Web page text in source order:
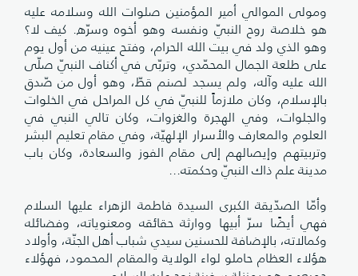
ومولى الموالي أمير المؤمنين صلوات الله وسلامه عليه
هو خلاصة روح النبيّ ونفسه وهو أخوه وسرّه. كيف لا؟
وهو الذي ولد في بيت الله الحرام، وفتح عينيه من أول يوم
على طلعة الجمال المحمّدي، وتربّى في أكناف النبيّ صلّى
الله عليه وآله، ولم يسجد لصنم قطّ، وهو أول من صّدق
بالإسلام، وكان ملازماً للنبيّ في كل المراحل في الخلوات
والجلوات، وفي الهجرة والغزوات، وكان تالي النبي في
العلوم والمعارف والأسرار الإلهيّة، وفي مقام تعليم البشر
وتربيتهم وإيصالهم إلى مقام الفوز والسعادة، وكان باب
مدينة علم ذاك النبيّ وحكمته...
وأمّا الصدّيقة الكبرى السيدة فاطمة الزهراء عليها السلام
فهي أيضًا سرّ أبيها ووارثة حقائقه ومعنوياته، وفضائله
وكمالاته، بالإضافة للحسنين سيدي شباب أهل الجنّة، وأولاد
هؤلاء العظام حاملو لواء الولاية والمقام المحمود، فهؤلاء